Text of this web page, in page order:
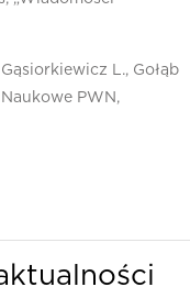
L., Gołąb
PWN,